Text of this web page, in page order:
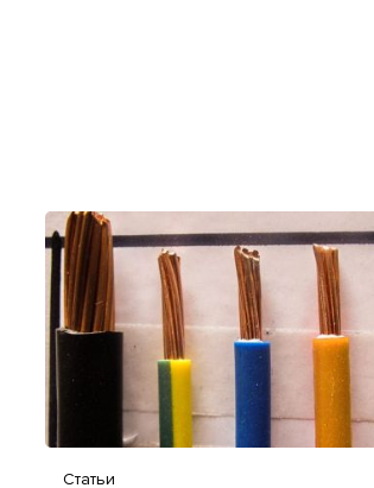
Статьи